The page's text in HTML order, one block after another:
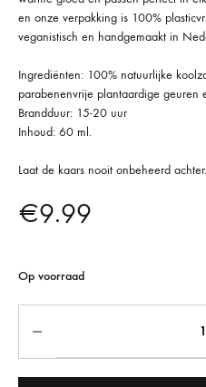
en onze verpakking is 100%
veganistisch en handgemaakt in
Ingrediënten: 100% natuurlijke
parabenenvrije plantaardige geuren
Brandduur: 15-20 uur
Inhoud: 60 ml.
Laat de kaars nooit onbeheerd achter.
€9.99
Op voorraad